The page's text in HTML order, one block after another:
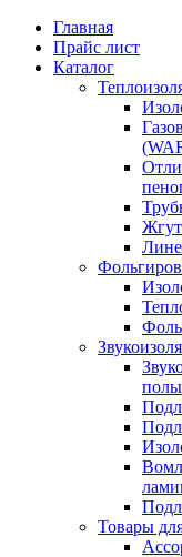
Главная
Прайс лист
Каталог
полы
Товары